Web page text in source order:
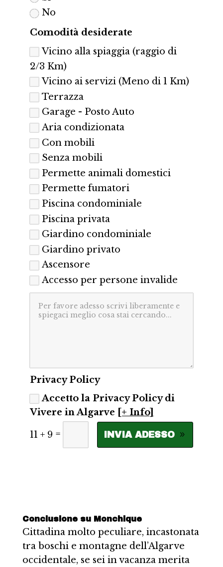
No
Comodità desiderate
Vicino alla spiaggia (raggio di
2/3 Km)
Vicino ai servizi (Meno di 1 Km)
Terrazza
Garage - Posto Auto
Aria condizionata
Con mobili
Senza mobili
Permette animali domestici
Permette fumatori
Piscina condominiale
Piscina privata
Giardino condominiale
Giardino privato
Ascensore
Accesso per persone invalide
Privacy Policy
Accetto la Privacy Policy di
Vivere in Algarve [+ Info]
11 + 9 = INVIA ADESSO
Conclusione su Monchique
Cittadina molto peculiare, incastonata
tra boschi e montagne dell’Algarve
occidentale, se sei in vacanza merita